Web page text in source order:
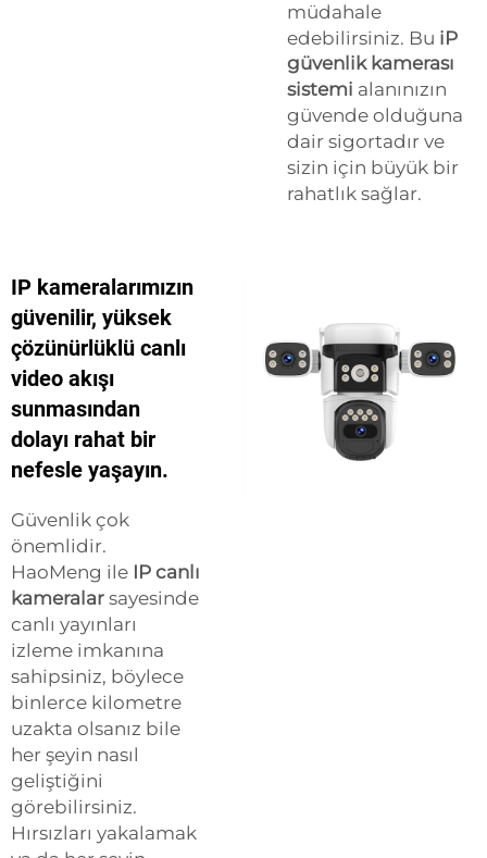
müdahale
edebilirsiniz. Bu iP
güvenlik kamerası
sistemi alanınızın
güvende olduğuna
dair sigortadır ve
sizin için büyük bir
rahatlık sağlar.
IP kameralarımızın
güvenilir, yüksek
çözünürlüklü canlı
video akışı
sunmasından
dolayı rahat bir
nefesle yaşayın.
Güvenlik çok
önemlidir.
HaoMeng ile IP canlı
kameralar sayesinde
canlı yayınları
izleme imkanına
sahipsiniz, böylece
binlerce kilometre
uzakta olsanız bile
her şeyin nasıl
geliştiğini
görebilirsiniz.
Hırsızları yakalamak